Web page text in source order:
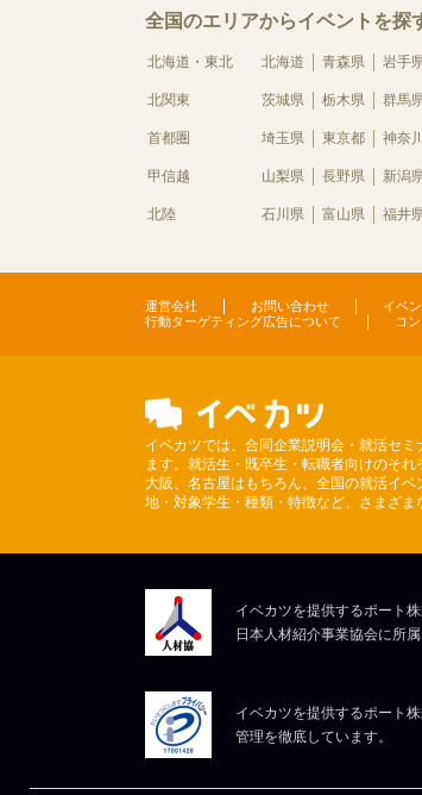
全国のエリアからイベントを探
北海道・東北 北海道 青森県 岩手
北関東 茨城県 栃木県 群馬
首都圏 埼玉県 東京都 神奈
甲信越 山梨県 長野県 新潟
北陸 石川県 富山県 福井
運営会社 お問い合わせ イベ
行動ターゲティング広告について
コ
イベカツでは、合同企業説明会・就活セ
ます。就活生・既卒生・転職者向けのそ
大阪、名古屋はもちろん、全国の就活イ
地・対象学生・種類・特徴など、さまざま